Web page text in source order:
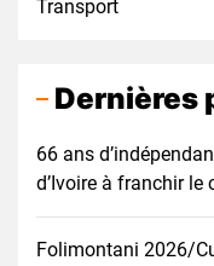
Transport
Dernières
66 ans
d’Ivoire à franchir le
Folimontani 2026/